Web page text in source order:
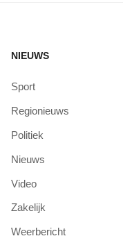
NIEUWS
Sport
Regionieuws
Politiek
Nieuws
Video
Zakelijk
Weerbericht